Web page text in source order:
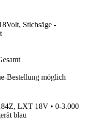
Stichsäge -
Bestellung möglich
LXT 18V • 0-3.000
blau